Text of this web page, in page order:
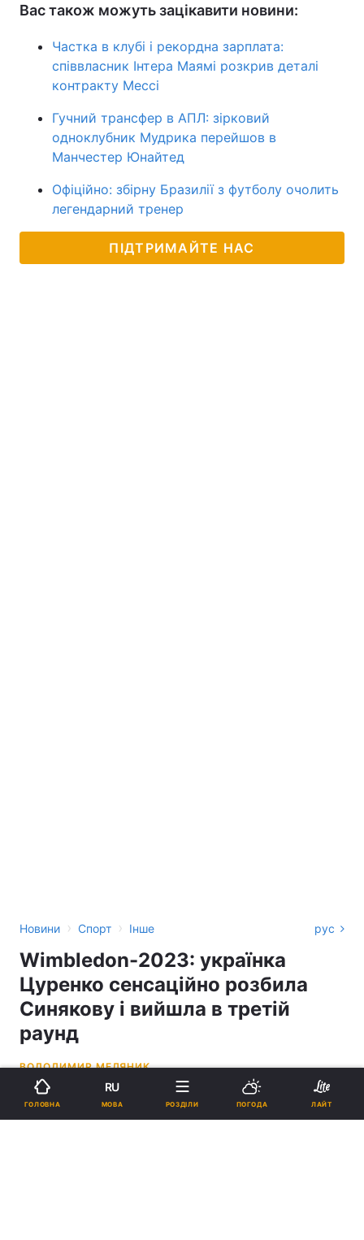
Вас також можуть зацікавити новини:
Частка в клубі і рекордна зарплата:
співвласник Інтера Маямі розкрив деталі
контракту Мессі
Гучний трансфер в АПЛ: зірковий
одноклубник Мудрика перейшов в
Манчестер Юнайтед
Офіційно: збірну Бразилії з футболу очолить
легендарний тренер
ПІДТРИМАЙТЕ НАС
Новини › Спорт › Інше рус
Wimbledon-2023: українка
Цуренко сенсаційно розбила
Синякову і вийшла в третій
раунд
ВОЛОДИМИР МЕДЯНИК
15:58, 06.07.23
ГОЛОВНА
RU
МОВА РОЗДІЛИ ПОГОДА ЛАЙТ